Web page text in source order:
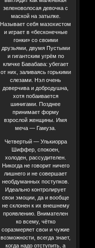
зеленоволосая девочка с
маской на затылке.
Называет себя мазохистом
и играет в «бесконечные
гонки» со своими
друзьями, двумя Пустыми
и гигантским угрём по
кличке Бавабава: убегает
от них, заливаясь горькими
слезами. Нэл очень
доверчива и добродушна,
хотя побаивается
шинигами. Позднее
принимает форму
взрослой женщины. Имя
меча — Гамуза.
Четвертый — Улькиорра
Шиффер, спокоен,
холоден, рассудителен.
Никогда не говорит ничего
лишнего и не совершает
необдуманных поступков.
Идеально контролирует
свои эмоции, да и вообще
не склонен к их внешнему
проявлению. Внимателен
ко всему, чётко
соразмеряет свои и чужие
возможности, всегда знает,
когда надо отступить, а